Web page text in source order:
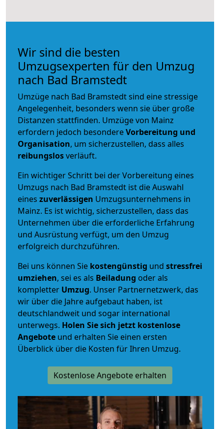
Wir sind die besten
Umzugsexperten für den Umzug
nach Bad Bramstedt
Umzüge nach Bad Bramstedt sind eine stressige
Angelegenheit, besonders wenn sie über große
Distanzen stattfinden. Umzüge von Mainz
erfordern jedoch besondereVorbereitung und
Organisation, um sicherzustellen, dass alles
reibungslosverläuft.
Ein wichtiger Schritt bei der Vorbereitung eines
Umzugs nach Bad Bramstedt ist die Auswahl
eines zuverlässigen Umzugsunternehmens in
Mainz. Es ist wichtig, sicherzustellen, dass das
Unternehmen über die erforderliche Erfahrung
und Ausrüstung verfügt, um den Umzug
erfolgreich durchzuführen.
Bei uns können Sie kostengünstig und stressfrei
umziehen, sei es als Beiladung oder als
kompletter Umzug. Unser Partnernetzwerk, das
wir über die Jahre aufgebaut haben, ist
deutschlandweit und sogar international
unterwegs. Holen Sie sich jetzt kostenlose
Angebote und erhalten Sie einen ersten
Überblick über die Kosten für Ihren Umzug.
Kostenlose Angebote erhalten